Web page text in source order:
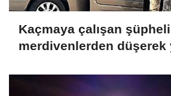
Kaçmaya çalışan şüpheli
merdivenlerden düşerek